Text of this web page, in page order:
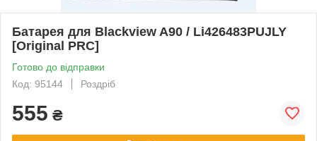
Батарея для Blackview A90 / Li426483PUJLY
[Original PRC]
Готово до відправки
Код: 95144
Роздріб
555 ₴